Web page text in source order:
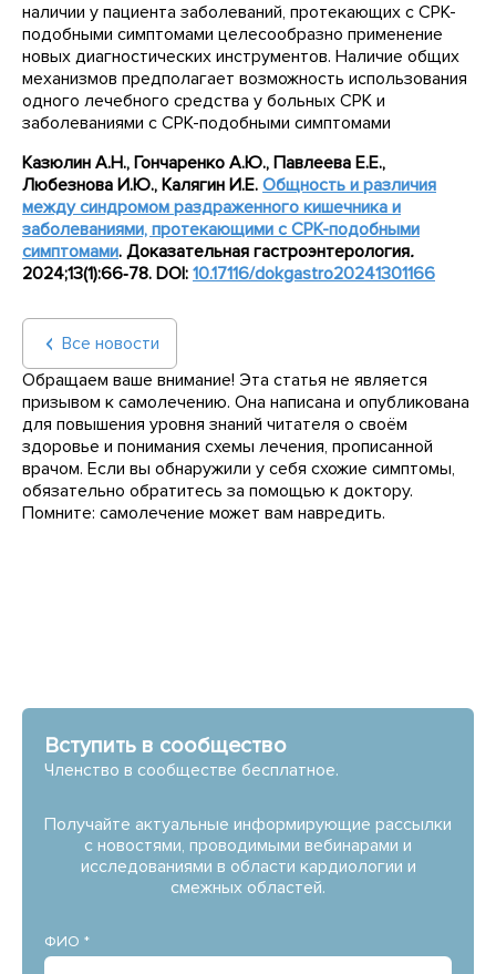
наличии у пациента заболеваний, протекающих с СРК-
подобными симптомами целесообразно применение
новых диагностических инструментов. Наличие общих
механизмов предполагает возможность использования
одного лечебного средства у больных СРК и
заболеваниями с СРК-подобными симптомами
Казюлин А.Н., Гончаренко А.Ю., Павлеева Е.Е.,
Любезнова И.Ю., Калягин И.Е. Общность и различия
между синдромом раздраженного кишечника и
заболеваниями, протекающими с СРК-подобными
симптомами. Доказательная гастроэнтерология.
2024;13(1):66‑78. DOI: 10.17116/dokgastro20241301166
Все новости
Обращаем ваше внимание! Эта статья не является
призывом к самолечению. Она написана и опубликована
для повышения уровня знаний читателя о своём
здоровье и понимания схемы лечения, прописанной
врачом. Если вы обнаружили у себя схожие симптомы,
обязательно обратитесь за помощью к доктору.
Помните: самолечение может вам навредить.
Вступить в сообщество
Членство в сообществе бесплатное.
Получайте актуальные информирующие рассылки
с новостями, проводимыми вебинарами и
исследованиями в области кардиологии и
смежных областей.
ФИО *